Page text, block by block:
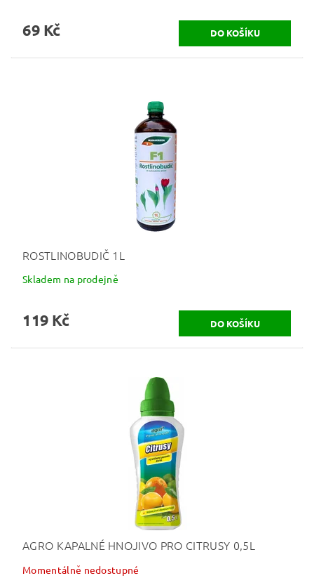
69 Kč
ROSTLINOBUDIČ 1L
Skladem na prodejně
119 Kč
AGRO KAPALNÉ HNOJIVO PRO CITRUSY 0,5L
Momentálně nedostupné